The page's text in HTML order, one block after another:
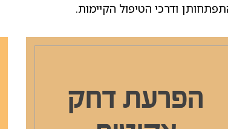
ודרכי הטיפול הקיימות.
הפרעת דחק